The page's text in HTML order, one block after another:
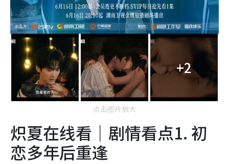
+2
点击图片放大
炽夏在线看｜剧情看点1. 初
恋多年后重逢